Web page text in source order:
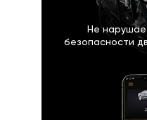
Не
безопасности